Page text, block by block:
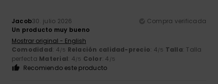
Jacob30. julio 2026
Compra verificada
Un producto muy bueno
Mostrar original - English
Comodidad: 4/5 Relación calidad-precio: 4/5 Talla: Talla
perfecta Material: 4/5 Color: 4 /5
Recomiendo este producto